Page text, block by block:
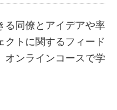
る同僚とアイデアや率
クトに関するフィード
オンラインコースで学